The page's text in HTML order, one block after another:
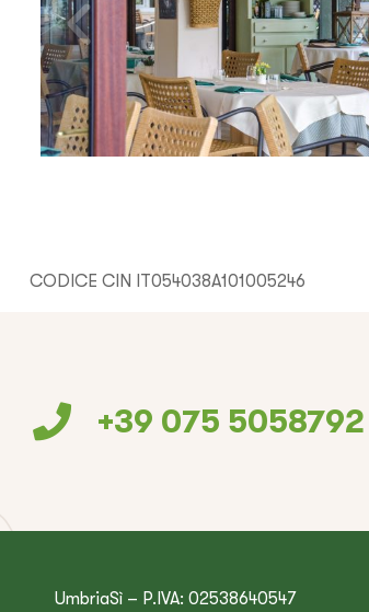
CODICE CIN IT054038A101005246
+39 075 5058792
UmbriaSì – P.IVA: 02538640547